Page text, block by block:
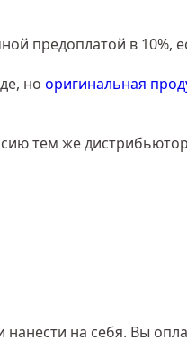
предоплатой в 10%,
но оригинальная
тем же
на себя. Вы